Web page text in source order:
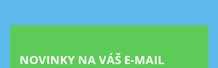
NOVINKY NA VÁŠ E-MAIL